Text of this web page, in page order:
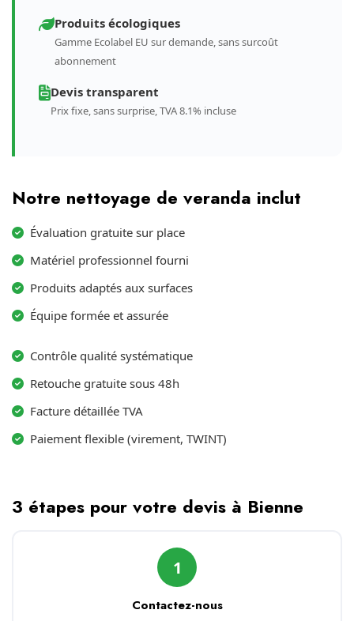
Produits écologiques
Gamme Ecolabel EU sur demande, sans surcoût
abonnement
Devis transparent
Prix fixe, sans surprise, TVA 8.1% incluse
Notre nettoyage de veranda inclut
Évaluation gratuite sur place
Matériel professionnel fourni
Produits adaptés aux surfaces
Équipe formée et assurée
Contrôle qualité systématique
Retouche gratuite sous 48h
Facture détaillée TVA
Paiement flexible (virement, TWINT)
3 étapes pour votre devis à Bienne
1
Contactez-nous